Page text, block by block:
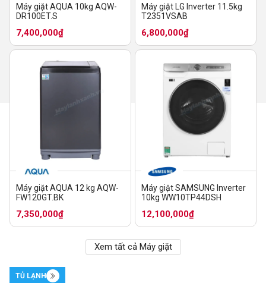
Máy giặt AQUA 10kg AQW-
DR100ET.S
7,400,000₫
Máy giặt LG Inverter 11.5kg
T2351VSAB
6,800,000₫
Máy giặt AQUA 12 kg AQW-
FW120GT.BK
7,350,000₫
Máy giặt SAMSUNG Inverter
10kg WW10TP44DSH
12,100,000₫
Xem tất cả Máy giặt
TỦ LẠNH